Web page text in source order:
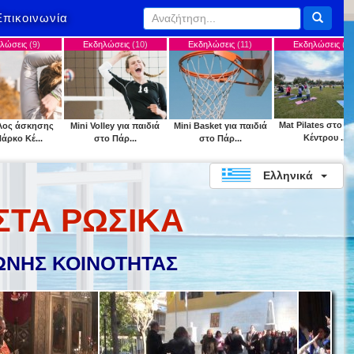
Εκδηλώσεις (10)
Mini Volley για παιδιά
στο Πάρ...
Εκδηλώσεις (11)
Mini Basket για παιδιά
Εκδηλώσεις (12)
Mat Pilates στο Πάρκο
"Park
Ελληνικά
ΡΩΣΙΚΑ
ΚΟΙΝΟΤΗΤΑΣ